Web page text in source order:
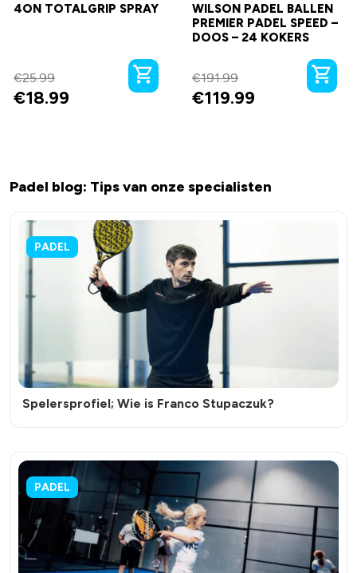
4ON TOTALGRIP SPRAY
€25.99
€18.99
WILSON PADEL BALLEN
PREMIER PADEL SPEED –
DOOS – 24 KOKERS
€191.99
€119.99
Padel blog: Tips van onze specialisten
PADEL
Spelersprofiel; Wie is Franco Stupaczuk?
PADEL